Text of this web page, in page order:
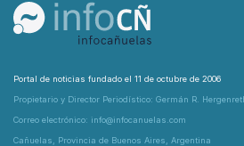
Portal de noticias fundado el 11 de octubre de 2006
Propietario y Director Periodístico: Germán R.
Correo electrónico: info@infocanuelas.com
Cañuelas, Provincia de Buenos Aires, Argentina